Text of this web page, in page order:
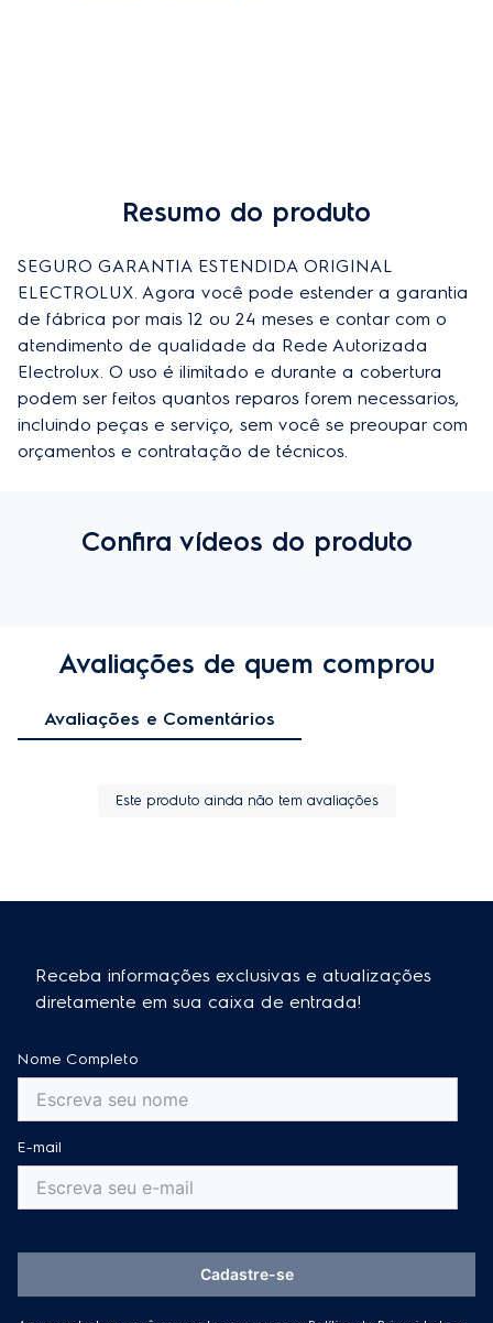
Resumo do produto
SEGURO GARANTIA ESTENDIDA ORIGINAL
ELECTROLUX. Agora você pode estender a garantia
de fábrica por mais 12 ou 24 meses e contar com o
atendimento de qualidade da Rede Autorizada
Electrolux. O uso é ilimitado e durante a cobertura
podem ser feitos quantos reparos forem necessarios,
incluindo peças e serviço, sem você se preoupar com
orçamentos e contratação de técnicos.
Confira vídeos do produto
Avaliações de quem comprou
Avaliações e Comentários
Este produto ainda não tem avaliações
Receba informações exclusivas e atualizações
diretamente em sua caixa de entrada!
Nome Completo
E-mail
Cadastre-se